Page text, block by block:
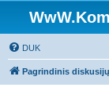
DUK
Pagrindinis